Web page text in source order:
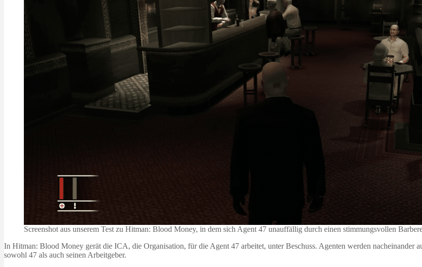
Screenshot aus unserem Test zu Hitman: Blood Money, in dem sich Agent 47 unauffällig durch einen stimmungsvollen
In Hitman: Blood Money gerät die ICA, die Organisation, für die Agent 47 arbeitet, unter Beschuss. Agenten werden nacheinander
sowohl 47 als auch seinen Arbeitgeber.